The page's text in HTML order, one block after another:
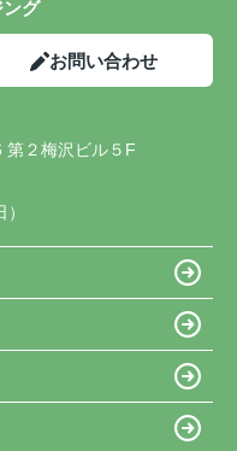
ング
お問い合わせ
第２梅沢ビル５F